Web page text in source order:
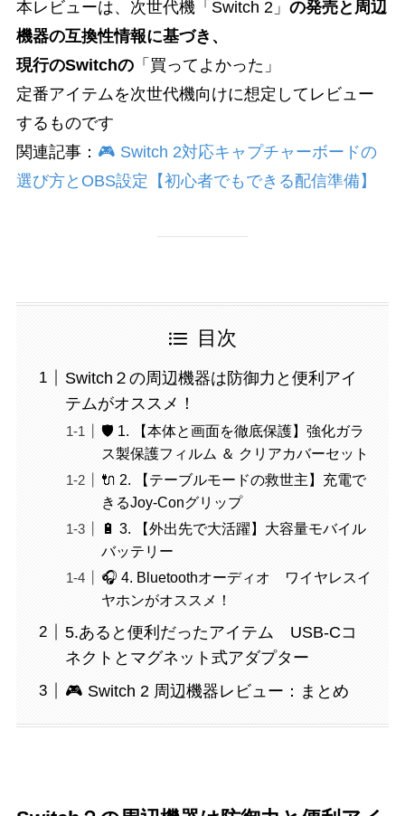
本レビューは、次世代機「Switch 2」 の発売と周辺
機器の互換性情報に基づき、
現行のSwitchの「買ってよかった」
定番アイテムを次世代機向けに想定してレビュー
するものです
関連記事： 🎮 Switch 2対応キャプチャーボードの
選び方とOBS設定【初心者でもできる配信準備】
目次
Switch２の周辺機器は防御力と便利アイ
テムがオススメ！
🛡️ 1. 【本体と画面を徹底保護】強化ガラ
ス製保護フィルム ＆ クリアカバーセット
🔌 2. 【テーブルモードの救世主】充電で
きるJoy-Conグリップ
🔋 3. 【外出先で大活躍】大容量モバイル
バッテリー
🎧 4. Bluetoothオーディオ ワイヤレスイ
ヤホンがオススメ！
5.あると便利だったアイテム USB-Cコ
ネクトとマグネット式アダプター
🎮 Switch 2 周辺機器レビュー：まとめ